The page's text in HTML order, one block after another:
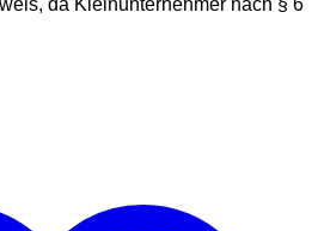
da Kleinunternehmer nach § 6